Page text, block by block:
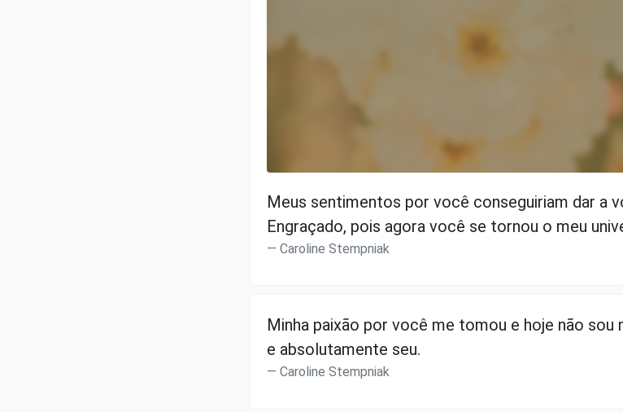
Meus sentimentos por você conseguiriam dar a
Engraçado, pois agora você se tornou o meu
Caroline Stempniak
Minha paixão por você me tomou e hoje não sou
e absolutamente seu.
Caroline Stempniak